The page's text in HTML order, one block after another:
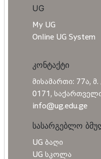
UG
My UG
Online UG System
კონტაქტი
მისამართი: 77ა,
0171,
info@ug.edu.ge
სასარგებლო
UG ბაღი
UG სკოლა